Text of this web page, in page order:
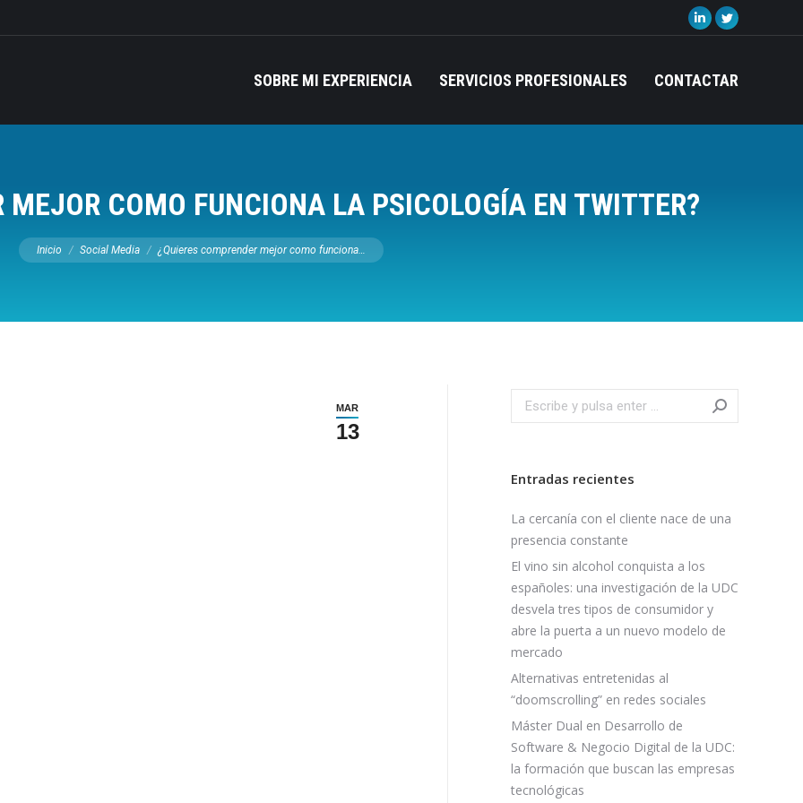
Linkedin
opens
new
Twitter
opens
new
SOBRE MI EXPERIENCIA SERVICIOS PROFESIONALES CONTACTAR
MEJOR COMO FUNCIONA LA PSICOLOGÍA EN TWITTER?
Estás aquí:
Inicio Social Media ¿Quieres comprender mejor como funciona…
MAR
13
Search:
Entradas recientes
La cercanía con el cliente nace de una
presencia constante
El vino sin alcohol conquista a los
españoles: una investigación de la UDC
desvela tres tipos de consumidor y
abre la puerta a un nuevo modelo de
mercado
Alternativas entretenidas al
“doomscrolling” en redes sociales
Máster Dual en Desarrollo de
Software & Negocio Digital de la UDC:
la formación que buscan las empresas
tecnológicas